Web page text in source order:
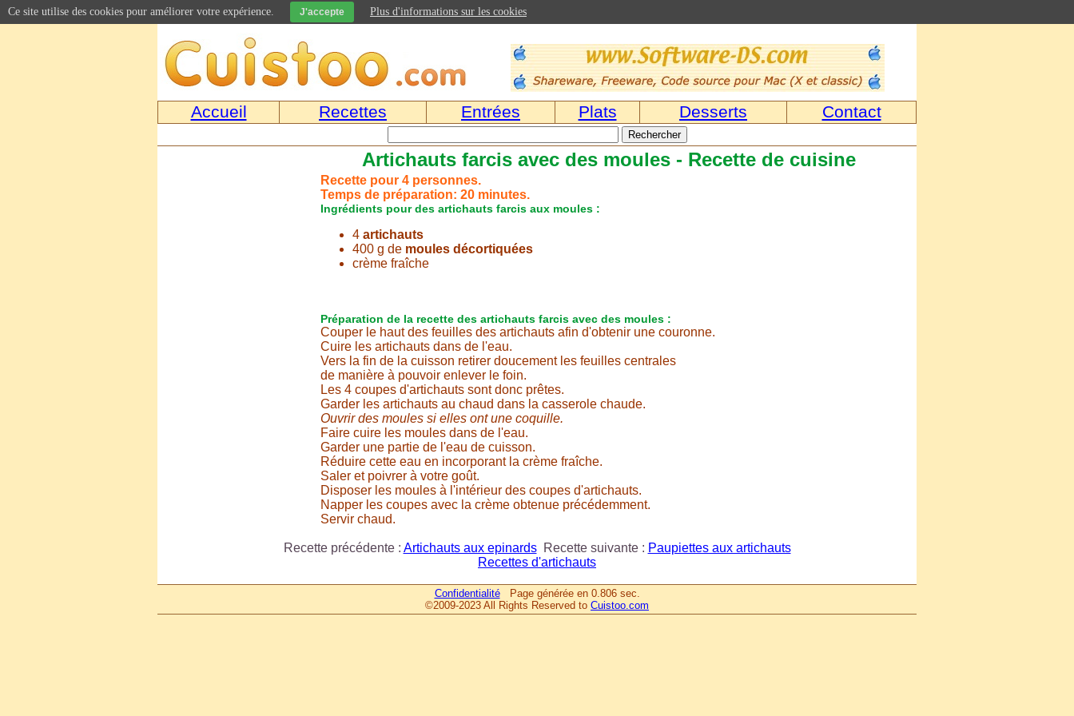
Accueil Recettes Entrées Plats Desserts Contact
Artichauts farcis avec des moules - Recette de cuisine
Recette pour 4 personnes.
Temps de préparation: 20 minutes.
Ingrédients pour des artichauts farcis aux moules :
4 artichauts
400 g de moules décortiquées
crème fraîche
Préparation de la recette des artichauts farcis avec des moules :
Couper le haut des feuilles des artichauts afin d'obtenir une couronne.
Cuire les artichauts dans de l'eau.
Vers la fin de la cuisson retirer doucement les feuilles centrales
de manière à pouvoir enlever le foin.
Les 4 coupes d'artichauts sont donc prêtes.
Garder les artichauts au chaud dans la casserole chaude.
Ouvrir des moules si elles ont une coquille.
Faire cuire les moules dans de l'eau.
Garder une partie de l'eau de cuisson.
Réduire cette eau en incorporant la crème fraîche.
Saler et poivrer à votre goût.
Disposer les moules à l'intérieur des coupes d'artichauts.
Napper les coupes avec la crème obtenue précédemment.
Servir chaud.
Recette précédente : Artichauts aux epinardsRecette suivante : Paupiettes aux artichauts
Recettes d'artichauts
ConfidentialitéPage générée en 0.806 sec.
©2009-2023 All Rights Reserved to Cuistoo.com
Ce site utilise des cookies pour améliorer votre expérience. J'accepte Plus d'informations sur les cookies